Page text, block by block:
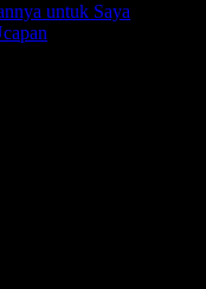
untuk Saya